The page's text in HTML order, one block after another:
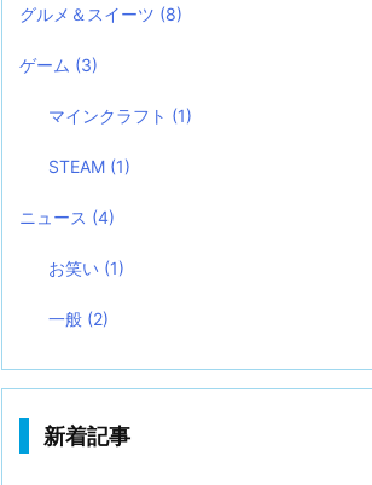
グルメ＆スイーツ (8)
ゲーム (3)
マインクラフト (1)
STEAM (1)
ニュース (4)
お笑い (1)
一般 (2)
新着記事